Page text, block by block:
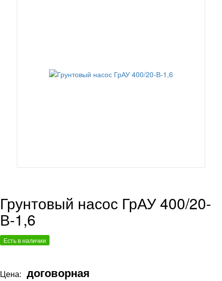
Грунтовый насос ГрАУ 400/20-
В-1,6
Есть в наличии
Цена: договорная